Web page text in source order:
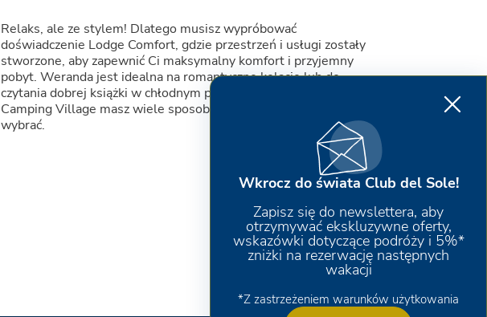
Relaks, ale ze stylem! Dlatego musisz wypróbować
doświadczenie Lodge Comfort, gdzie przestrzeń i usługi zostały
stworzone, aby zapewnić Ci maksymalny komfort i przyjemny
pobyt. Weranda jest idealna na romantyczne kolacje lub do
czytania dobrej książki w chłodnym powietrzu. W Riccione Easy
Camping Village masz wiele sposobów na relaks, wystarczy
wybrać.
Wkrocz do świata Club del Sole!
Zapisz się do newslettera, aby
otrzymywać ekskluzywne oferty,
wskazówki dotyczące podróży i 5%*
zniżki na rezerwację następnych
wakacji
*Z zastrzeżeniem warunków użytkowania